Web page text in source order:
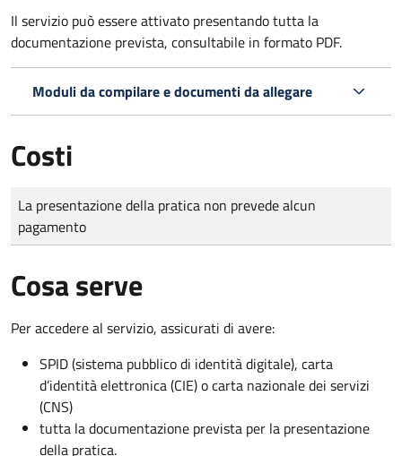
Il servizio può essere attivato presentando tutta la
documentazione prevista, consultabile in formato PDF.
Moduli da compilare e documenti da allegare
Costi
Tipo di pagamento
Importo
La presentazione della pratica non prevede alcun
pagamento
Cosa serve
Per accedere al servizio, assicurati di avere:
SPID (sistema pubblico di identità digitale), carta
d’identità elettronica (CIE) o carta nazionale dei servizi
(CNS)
tutta la documentazione prevista per la presentazione
della pratica.